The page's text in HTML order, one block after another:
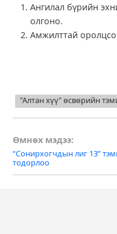
Ангилал бүрийн
олгоно.
Амжилттай
"Алтан хүү" өсвөрийн
Post
navigation
Өмнөх мэдээ:
“Сонирхогчдын лиг 13”
тодорлоо